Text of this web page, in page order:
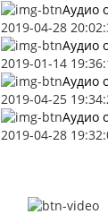
Аудио
2019-04-28
Аудио
2019-01-14
Аудио
2019-04-25
Аудио
2019-04-28